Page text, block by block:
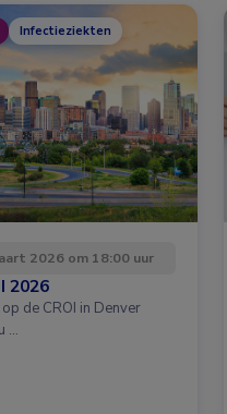
Infectieziekten
2026 om 18:00 uur
2026
de CROI in Denver
…